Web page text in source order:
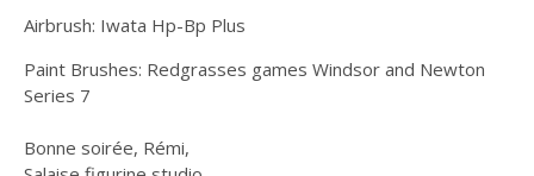
Airbrush: Iwata Hp-Bp Plus
Paint Brushes: Redgrasses games Windsor and Newton
Series 7
Bonne soirée, Rémi,